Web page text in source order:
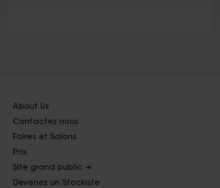
About Us
Contactez nous
Foires et Salons
Prix
Site grand public ➜
Devenez un Stockiste